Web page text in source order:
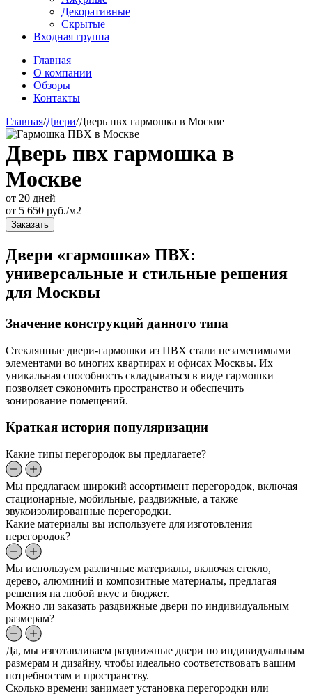
Декоративные
Скрытые
Входная группа
Главная
О компании
Обзоры
Контакты
Главная/Двери/Дверь пвх гармошка в Москве
Дверь пвх гармошка в
Москве
от 20 дней
от 5 650 руб./м2
Заказать
Двери «гармошка» ПВХ:
универсальные и стильные решения
для Москвы
Значение конструкций данного типа
Стеклянные двери-гармошки из ПВХ стали незаменимыми
элементами во многих квартирах и офисах Москвы. Их
уникальная способность складываться в виде гармошки
позволяет сэкономить пространство и обеспечить
зонирование помещений.
Краткая история популяризации
Какие типы перегородок вы предлагаете?
Мы предлагаем широкий ассортимент перегородок, включая
стационарные, мобильные, раздвижные, а также
звукоизолированные перегородки.
Какие материалы вы используете для изготовления
перегородок?
Мы используем различные материалы, включая стекло,
дерево, алюминий и композитные материалы, предлагая
решения на любой вкус и бюджет.
Можно ли заказать раздвижные двери по индивидуальным
размерам?
Да, мы изготавливаем раздвижные двери по индивидуальным
размерам и дизайну, чтобы идеально соответствовать вашим
потребностям и пространству.
Сколько времени занимает установка перегородки или